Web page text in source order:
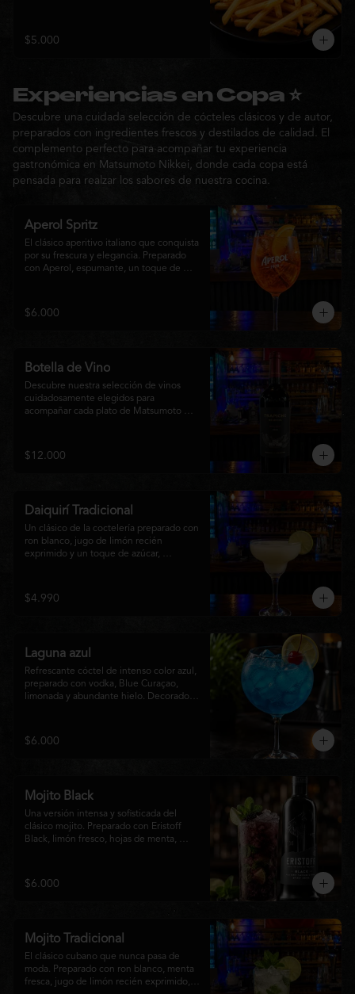
$5.000
Experiencias en Copa ⭐
Descubre una cuidada selección de cócteles clásicos y de autor,
preparados con ingredientes frescos y destilados de calidad. El
complemento perfecto para acompañar tu experiencia
gastronómica en Matsumoto Nikkei, donde cada copa está
pensada para realzar los sabores de nuestra cocina.
Aperol Spritz
El clásico aperitivo italiano que conquista
por su frescura y elegancia. Preparado
con Aperol, espumante, un toque de
refrescante y de notas cítricas, perfecto
para disfrutar antes de la comida o
$6.000
Botella de Vino
Descubre nuestra selección de vinos
cuidadosamente elegidos para
acompañar cada plato de Matsumoto
$12.000
Daiquirí Tradicional
Un clásico de la coctelería preparado con
ron blanco, jugo de limón recién
exprimido y un toque de azúcar,
cóctel equilibrado, de notas cítricas y
sabor intenso, perfecto para disfrutar en
$4.990
Laguna azul
Refrescante cóctel de intenso color azul,
preparado con vodka, Blue Curaçao,
limonada y abundante hielo. Decorado
final fresco, ideal para cualquier ocasión.
$6.000
Mojito Black
Una versión intensa y sofisticada del
clásico mojito. Preparado con Eristoff
Black, limón fresco, hojas de menta,
equilibrio perfecto entre frescura, dulzor
y un ligero toque cítrico, convirtiéndolo
$6.000
Mojito Tradicional
El clásico cubano que nunca pasa de
moda. Preparado con ron blanco, menta
fresca, jugo de limón recién exprimido,